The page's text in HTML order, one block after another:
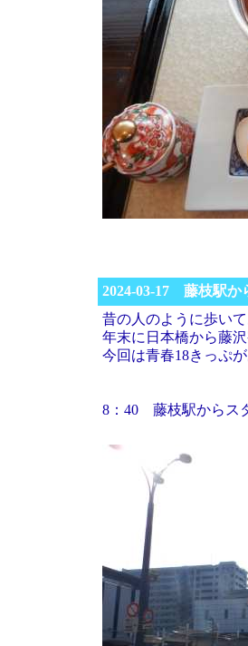
2024-03-17 藤枝駅
昔の人のように歩い
年末に日本橋から藤沢
今回は青春18きっぷ
8：40 藤枝駅からス